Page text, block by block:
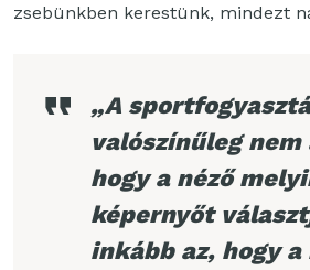
zsebünkben kerestünk, mindezt
„A
valószínűleg
hogy a néző
képernyőt
inkább az, hogy